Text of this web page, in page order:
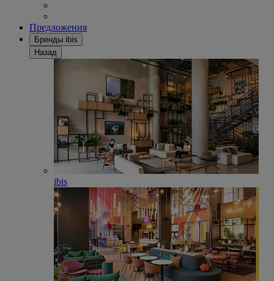
Предложения
Бренды ibis
Назад
ibis